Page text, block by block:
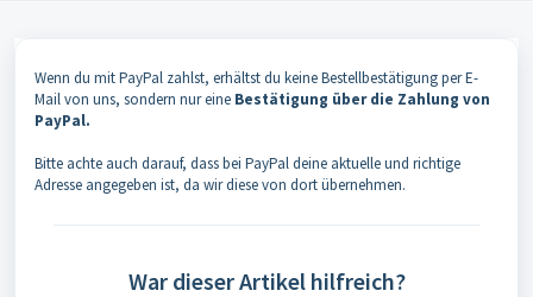
Wenn du mit PayPal zahlst, erhältst du keine Bestellbestätigung per E-
Mail von uns, sondern nur eine Bestätigung über die Zahlung von
PayPal.
Bitte achte auch darauf, dass bei PayPal deine aktuelle und richtige
Adresse angegeben ist, da wir diese von dort übernehmen.
War dieser Artikel hilfreich?